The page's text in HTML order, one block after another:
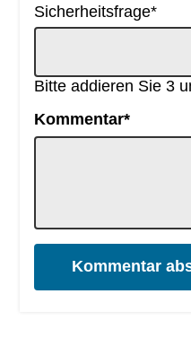
Pflichtfeld
Sicherheitsfrage*
Bitte addieren Sie 3
Pflichtfeld
Kommentar*
Kommentar